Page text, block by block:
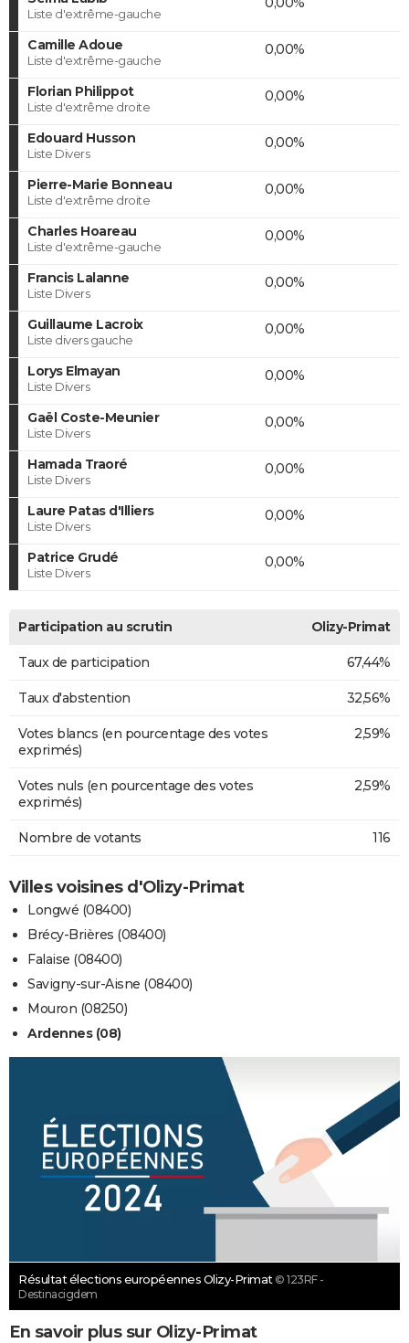
Liste d'extrême-gauche
Camille Adoue
Liste d'extrême-gauche
0,00%
Florian Philippot
Liste d'extrême droite
0,00%
Edouard Husson
Liste Divers
0,00%
Pierre-Marie Bonneau
Liste d'extrême droite
0,00%
Charles Hoareau
Liste d'extrême-gauche
0,00%
Francis Lalanne
Liste Divers
0,00%
Guillaume Lacroix
Liste divers gauche
0,00%
Lorys Elmayan
Liste Divers
0,00%
Gaël Coste-Meunier
Liste Divers
0,00%
Hamada Traoré
Liste Divers
0,00%
Laure Patas d'Illiers
Liste Divers
0,00%
Patrice Grudé
Liste Divers
0,00%
Participation au scrutin Olizy-Primat
Taux de participation 67,44%
Taux d'abstention 32,56%
Votes blancs (en pourcentage des votes
exprimés)
2,59%
Votes nuls (en pourcentage des votes
exprimés)
2,59%
Nombre de votants 116
Villes voisines d'Olizy-Primat
Longwé (08400)
Brécy-Brières (08400)
Falaise (08400)
Savigny-sur-Aisne (08400)
Mouron (08250)
Ardennes (08)
Résultat élections européennes Olizy-Primat © 123RF -
Destinacigdem
En savoir plus sur Olizy-Primat